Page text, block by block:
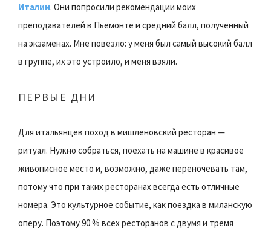
Италии. Они попросили рекомендации моих
преподавателей в Пьемонте и средний балл, полученный
на экзаменах. Мне повезло: у меня был самый высокий балл
в группе, их это устроило, и меня взяли.
ПЕРВЫЕ ДНИ
Для итальянцев поход в мишленовский ресторан —
ритуал. Нужно собраться, поехать на машине в красивое
живописное место и, возможно, даже переночевать там,
потому что при таких ресторанах всегда есть отличные
номера. Это культурное событие, как поездка в миланскую
оперу. Поэтому 90 % всех ресторанов с двумя и тремя